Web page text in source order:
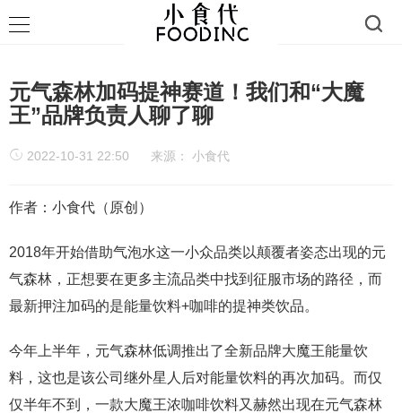
元气森林加码提神赛道！我们和“大魔
王”品牌负责人聊了聊
2022-10-31 22:50 来源： 小食代
作者：小食代（原创）
2018年开始借助气泡水这一小众品类以颠覆者姿态出现的元
气森林，正想要在更多主流品类中找到征服市场的路径，而
最新押注加码的是能量饮料+咖啡的提神类饮品。
今年上半年，元气森林低调推出了全新品牌大魔王能量饮
料，这也是该公司继外星人后对能量饮料的再次加码。而仅
仅半年不到，一款大魔王浓咖啡饮料又赫然出现在元气森林